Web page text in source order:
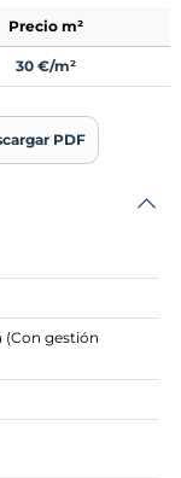
Precio m²
30 €/m²
PDF
(Con gestión